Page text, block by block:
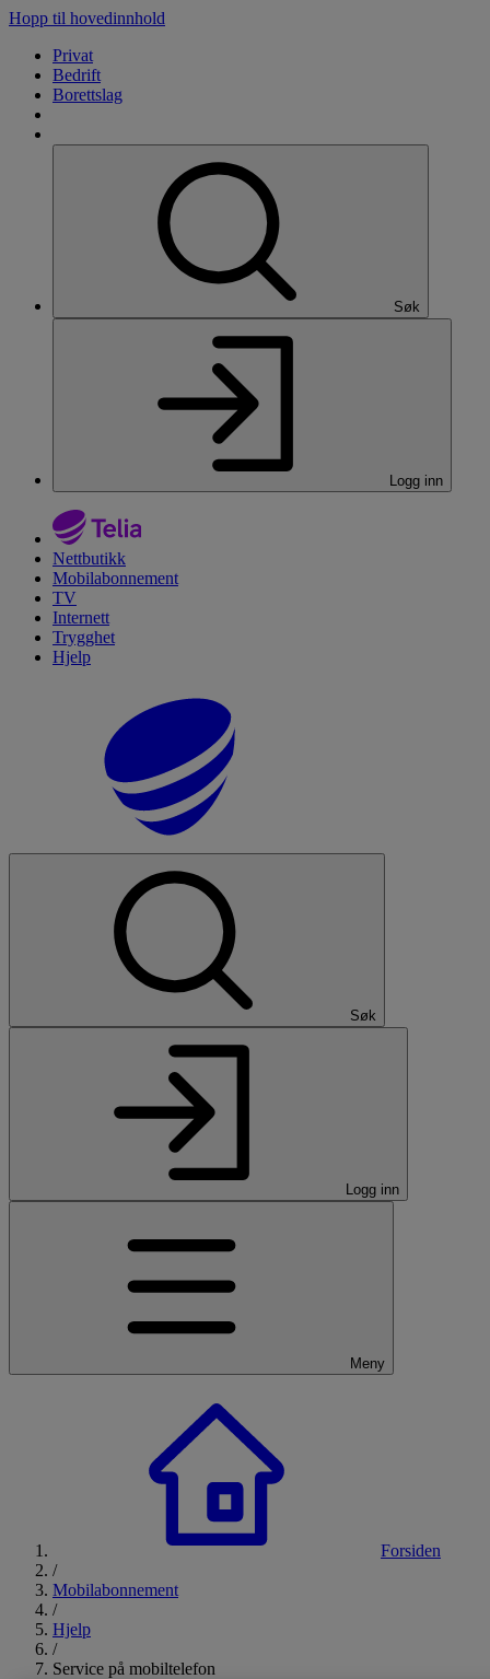
Hopp til hovedinnhold
Privat
Bedrift
Borettslag
Søk
Logg inn
Nettbutikk
Mobilabonnement
TV
Internett
Trygghet
Hjelp
Søk
Logg inn
Meny
Forsiden
/
Mobilabonnement
/
Hjelp
/
Service på mobiltelefon